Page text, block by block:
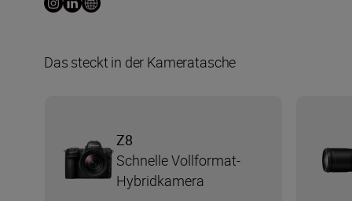
Das steckt in der Kameratasche
Z8
Schnelle Vollformat-
Hybridkamera